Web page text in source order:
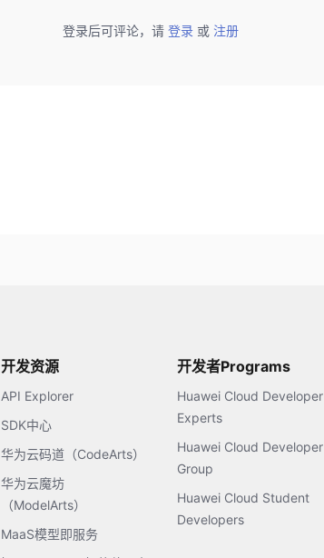
登录后可评论，请 登录 或 注册
开发资源
API Explorer
SDK中心
华为云码道（CodeArts）
华为云魔坊
（ModelArts）
MaaS模型即服务
开发者Programs
Huawei Cloud Developer
Experts
Huawei Cloud Developer
Group
Huawei Cloud Student
Developers